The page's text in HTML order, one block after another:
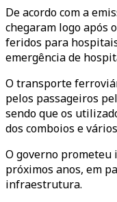
De acordo com a
chegaram logo após
feridos para
emergência de
O transporte
pelos passageiros
sendo que os
dos comboios e
O governo prometeu
próximos anos, em
infraestrutura.